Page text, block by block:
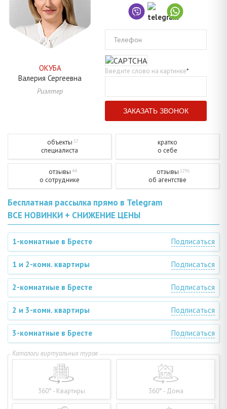
ОКУБА
Валерия Сергеевна
Риэлтер
Телефон
Введите слово на картинке*
объекты 37
специалиста
кратко
о себе
отзывы 44
о сотруднике
отзывы 1296
об агентстве
Бесплатная рассылка прямо в Telegram
ВСЕ НОВИНКИ + СНИЖЕНИЕ ЦЕНЫ
1-комнатные в Бресте Подписаться
1 и 2-комн. квартиры Подписаться
2-комнатные в Бресте Подписаться
2 и 3-комн. квартиры Подписаться
3-комнатные в Бресте Подписаться
360° - Квартиры 360° - Дома